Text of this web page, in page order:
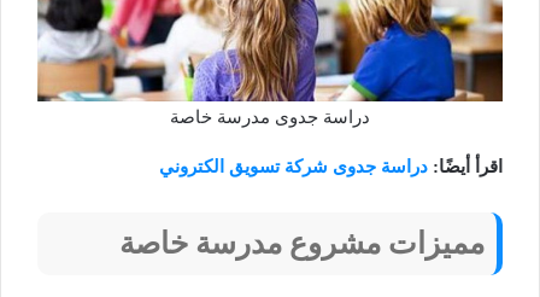
دراسة جدوى مدرسة خاصة
اقرأ أيضًا: دراسة جدوى شركة تسويق الكتروني
مميزات مشروع مدرسة خاصة